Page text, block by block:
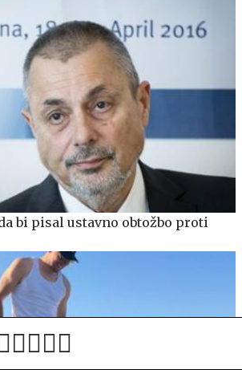
bi pisal ustavno obtožbo proti